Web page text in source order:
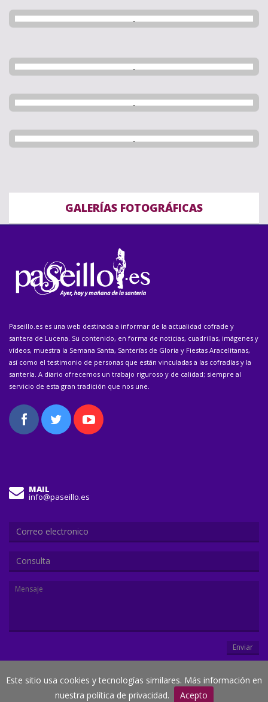
Este sitio usa cookies y tecnologías similares. Más información en
nuestra política de privacidad.
Acepto
GALERÍAS FOTOGRÁFICAS
Paseillo.es es una web destinada a informar de la actualidad cofrade y
santera de Lucena. Su contenido, en forma de noticias, cuadrillas, imágenes y
vídeos, muestra la Semana Santa, Santerías de Gloria y Fiestas Aracelitanas,
así como el testimonio de personas que están vinculadas a las cofradías y la
santería. A diario ofrecemos un trabajo riguroso y de calidad; siempre al
servicio de esta gran tradición que nos une.
MAIL
info@paseillo.es
Consulta
Enviar
© Paseillo.es
Creado porDuegraffic